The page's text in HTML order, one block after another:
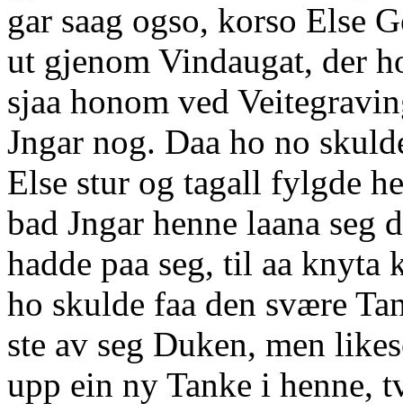
gar saag ogso, korso Else
ut gjenom Vindaugat, der
sjaa honom ved
Jngar nog. Daa ho no
Else stur og tagall fylgde
bad Jngar henne laana seg
hadde paa seg, til aa
ho skulde faa den svære
ste av seg Duken, men
upp ein ny Tanke i henne,